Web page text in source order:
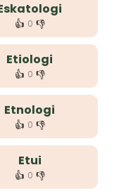
👍 0 👎
Etiologi
👍 0 👎
Etnologi
👍 0 👎
Etui
👍 0 👎